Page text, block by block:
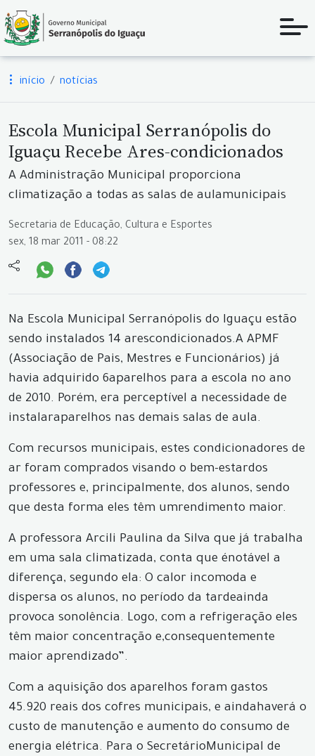
início notícias
Escola Municipal Serranópolis do
Iguaçu Recebe Ares-condicionados
A Administração Municipal proporciona
climatização a todas as salas de aulamunicipais
Secretaria de Educação, Cultura e Esportes
sex, 18 mar 2011 - 08:22
Na Escola Municipal Serranópolis do Iguaçu estão
sendo instalados 14 arescondicionados.A APMF
(Associação de Pais, Mestres e Funcionários) já
havia adquirido 6aparelhos para a escola no ano
de 2010. Porém, era perceptível a necessidade de
instalaraparelhos nas demais salas de aula.
Com recursos municipais, estes condicionadores de
ar foram comprados visando o bem-estardos
professores e, principalmente, dos alunos, sendo
que desta forma eles têm umrendimento maior.
A professora Arcili Paulina da Silva que já trabalha
em uma sala climatizada, conta que énotável a
diferença, segundo ela: O calor incomoda e
dispersa os alunos, no período da tardeainda
provoca sonolência. Logo, com a refrigeração eles
têm maior concentração e,consequentemente
maior aprendizado”.
Com a aquisição dos aparelhos foram gastos
45.920 reais dos cofres municipais, e aindahaverá o
custo de manutenção e aumento do consumo de
energia elétrica. Para o SecretárioMunicipal de